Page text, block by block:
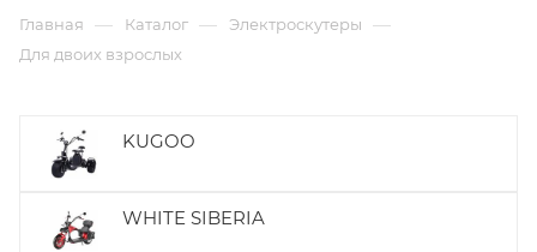
Главная — Каталог — Электроскутеры —
Для двоих взрослых
KUGOO
WHITE SIBERIA